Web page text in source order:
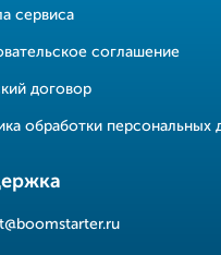
сервиса
соглашение
договор
обработки персональных